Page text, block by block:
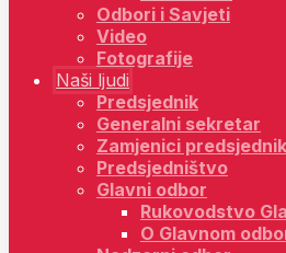
Odbori i Savjeti
Video
Fotografije
Naši ljudi
Predsjednik
Generalni sekretar
Zamjenici
Predsjedništvo
Glavni odbor
Rukovodstvo
O Glavnom